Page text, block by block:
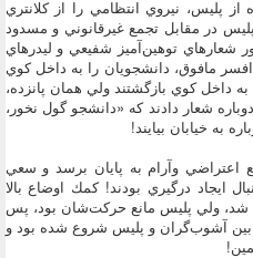
پليس، نيروي انتظامي را از كلانتري
پليس در مقابل تجمع غيرقانوني و مسدود
شعار‌هاي توهين‌آميز شفيعي و ليدرهاي
مافوق، دانشجو‌يان را به داخل كوي
دانشجويان به داخل كوي بازگشتند ولي همان پانزده،
شعار دادند كه «دانشجو گول نخور،
به خيابان بيايند!
اعتراضي وآرام به پايان برسد و سعي
ايجاد درگيري بودند! كمك اوضاع بالا
ولي پليس مانع حركت‌شان بود، پس
بين آشوب‌گران و پليس شروع شده بود و